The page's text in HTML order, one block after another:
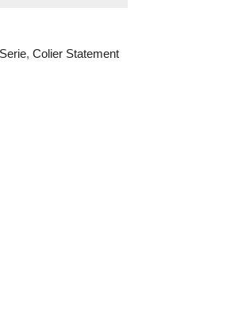
,Colier Statement